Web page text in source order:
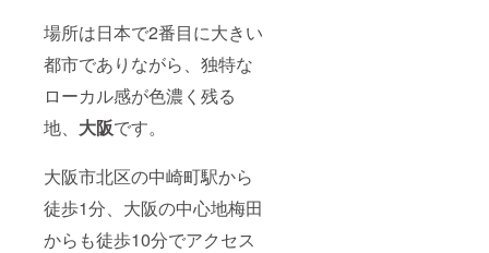
場所は日本で2番目に大きい
都市でありながら、独特な
ローカル感が色濃く残る
地、 大阪です。
大阪市北区の中崎町駅から
徒歩1分、大阪の中心地梅田
からも徒歩10分でアクセス